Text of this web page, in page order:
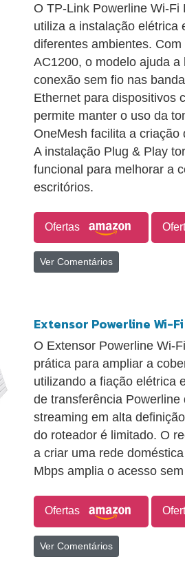
O TP-Link Powerline Wi-
utiliza a instalação elétrica
diferentes ambientes.
AC1200, o modelo ajuda
conexão sem fio nas
Ethernet para dispositivos
permite manter o uso da
OneMesh facilita a
A instalação Plug & Play
funcional para melhorar a
escritórios.
Ofertas
Ver Comentários
Extensor Powerline Wi-
O Extensor Powerline Wi-
prática para ampliar a
utilizando a fiação elétrica
de transferência
streaming em alta
do roteador é limitado. O
a criar uma rede
Mbps amplia o acesso
Ofertas
Ver Comentários